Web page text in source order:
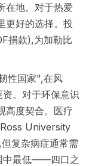
在地。对于热爱
更好的选择。投
捐款),为加勒比
性国家",在风
。对于环保意识
高度契合。医疗
University
复杂病症通常需
中最低——四口之